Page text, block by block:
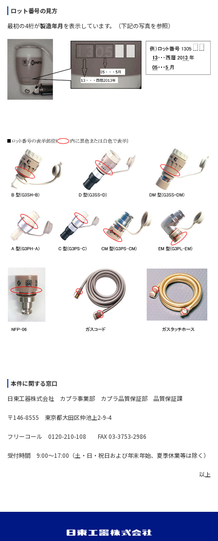
ロット番号の見方
最初の4桁が製造年月を表示しています。（下記の写真を参照）
本件に関する窓口
日東工器株式会社 カプラ事業部 カプラ品質保証部 品質保証課
〒146-8555 東京都大田区仲池上2-9-4
フリーコール 0120-210-108 FAX 03-3753-2986
受付時間 9:00～17:00（土・日・祝日および年末年始、夏季休業等は除く）
以上